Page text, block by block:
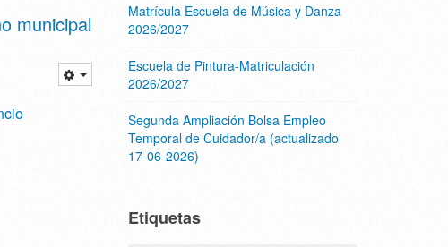
municipal
Matrícula Escuela de Música y Danza
2026/2027
Escuela de Pintura-Matriculación
2026/2027
Segunda Ampliación Bolsa Empleo
Temporal de Cuidador/a (actualizado
17-06-2026)
Etiquetas